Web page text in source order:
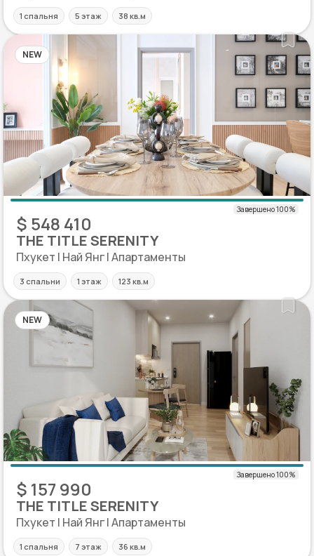
1 спальня 5 этаж 38 кв.м
NEW
$ 548 410
THE TITLE SERENITY
Пхукет | Най Янг | Апартаменты
3 спальни 1 этаж 123 кв.м
NEW
$ 157 990
THE TITLE SERENITY
Пхукет | Най Янг | Апартаменты
1 спальня 7 этаж 36 кв.м